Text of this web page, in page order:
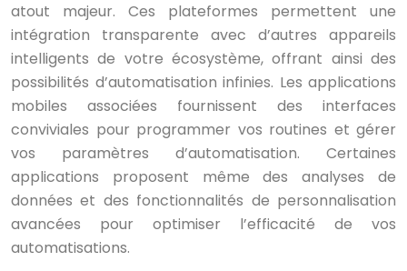
atout majeur. Ces plateformes permettent une
intégration transparente avec d’autres appareils
intelligents de votre écosystème, offrant ainsi des
possibilités d’automatisation infinies. Les applications
mobiles associées fournissent des interfaces
conviviales pour programmer vos routines et gérer
vos paramètres d’automatisation. Certaines
applications proposent même des analyses de
données et des fonctionnalités de personnalisation
avancées pour optimiser l’efficacité de vos
automatisations.